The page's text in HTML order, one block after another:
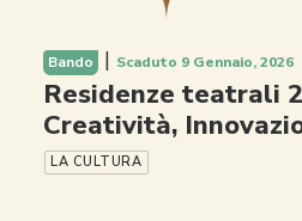
Bando | Scaduto 9 Gennaio, 2026
Residenze teatrali
Creatività,
LA CULTURA